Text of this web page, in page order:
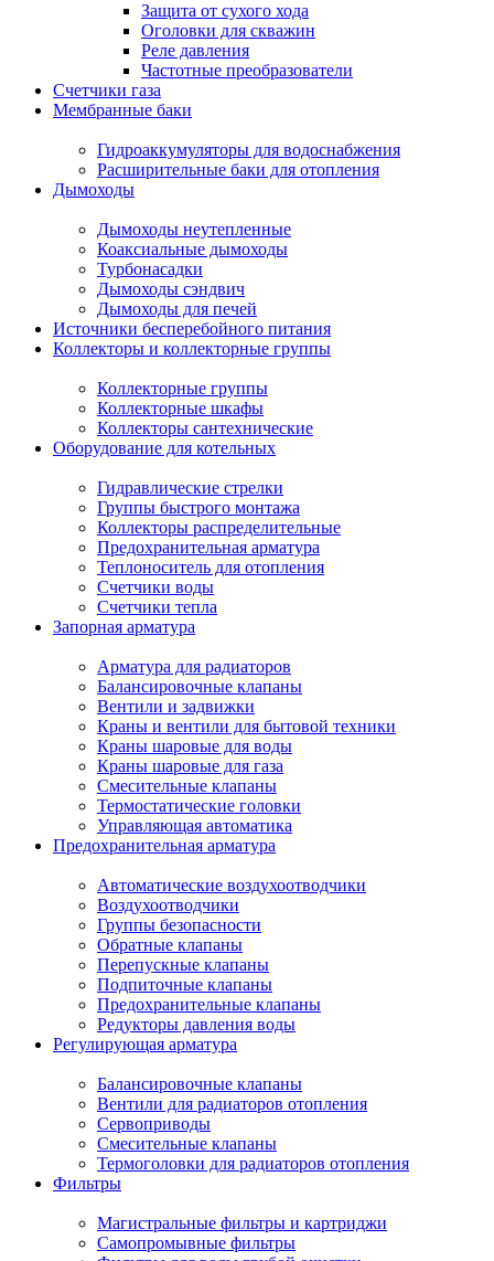
Защита от сухого хода
Оголовки для скважин
Реле давления
Частотные преобразователи
Счетчики газа
Мембранные баки
Гидроаккумуляторы для водоснабжения
Расширительные баки для отопления
Дымоходы
Дымоходы неутепленные
Коаксиальные дымоходы
Турбонасадки
Дымоходы сэндвич
Дымоходы для печей
Источники бесперебойного питания
Коллекторы и коллекторные группы
Коллекторные группы
Коллекторные шкафы
Коллекторы сантехнические
Оборудование для котельных
Гидравлические стрелки
Группы быстрого монтажа
Коллекторы распределительные
Предохранительная арматура
Теплоноситель для отопления
Счетчики воды
Счетчики тепла
Запорная арматура
Арматура для радиаторов
Балансировочные клапаны
Вентили и задвижки
Краны и вентили для бытовой техники
Краны шаровые для воды
Краны шаровые для газа
Смесительные клапаны
Термостатические головки
Управляющая автоматика
Предохранительная арматура
Автоматические воздухоотводчики
Воздухоотводчики
Группы безопасности
Обратные клапаны
Перепускные клапаны
Подпиточные клапаны
Предохранительные клапаны
Редукторы давления воды
Регулирующая арматура
Балансировочные клапаны
Вентили для радиаторов отопления
Сервоприводы
Смесительные клапаны
Термоголовки для радиаторов отопления
Фильтры
Магистральные фильтры и картриджи
Самопромывные фильтры